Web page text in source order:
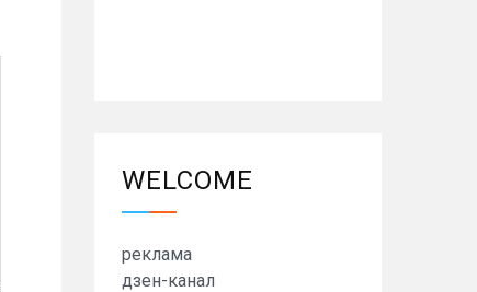
WELCOME
реклама
дзен-канал